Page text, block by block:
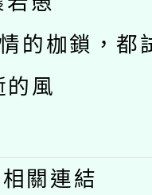
的枷鎖，都
的風
相關連結